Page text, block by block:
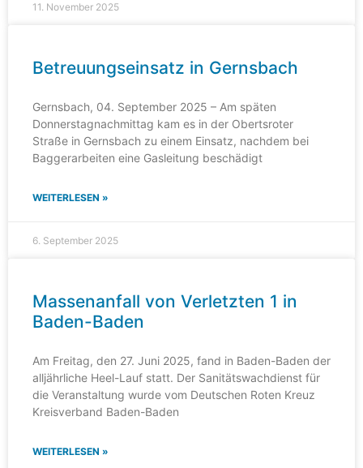
11. November 2025
Betreuungseinsatz in Gernsbach
Gernsbach, 04. September 2025 – Am späten
Donnerstagnachmittag kam es in der Obertsroter
Straße in Gernsbach zu einem Einsatz, nachdem bei
Baggerarbeiten eine Gasleitung beschädigt
WEITERLESEN »
6. September 2025
Massenanfall von Verletzten 1 in
Baden-Baden
Am Freitag, den 27. Juni 2025, fand in Baden-Baden der
alljährliche Heel-Lauf statt. Der Sanitätswachdienst für
die Veranstaltung wurde vom Deutschen Roten Kreuz
Kreisverband Baden-Baden
WEITERLESEN »